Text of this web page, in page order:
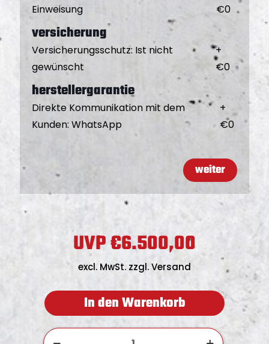
Einweisung
€0
versicherung
Versicherungsschutz: Ist nicht
gewünscht
+
€0
herstellergarantie
Direkte Kommunikation mit dem
Kunden: WhatsApp
+
€0
weiter
T
€6.500,00
excl. MwSt. zzgl. Versand
In den Warenkorb